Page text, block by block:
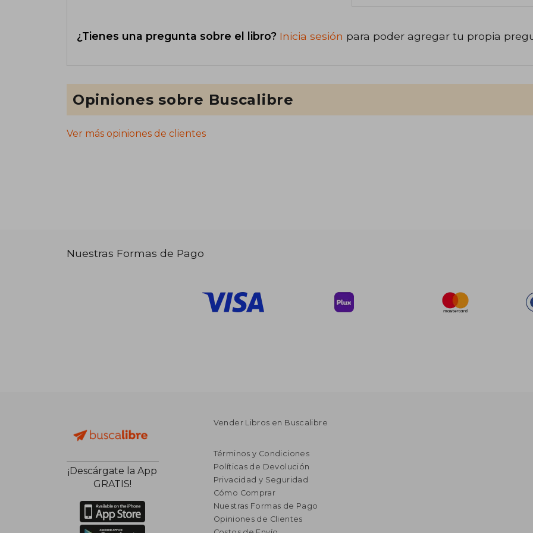
¿Tienes una pregunta sobre el libro? Inicia sesión para poder agregar tu propia
Opiniones sobre Buscalibre
Ver más opiniones de clientes
Nuestras Formas de Pago
¡Descárgate la App
GRATIS!
Vender Libros en Buscalibre
Términos y Condiciones
Políticas de Devolución
Privacidad y Seguridad
Cómo Comprar
Nuestras Formas de Pago
Opiniones de Clientes